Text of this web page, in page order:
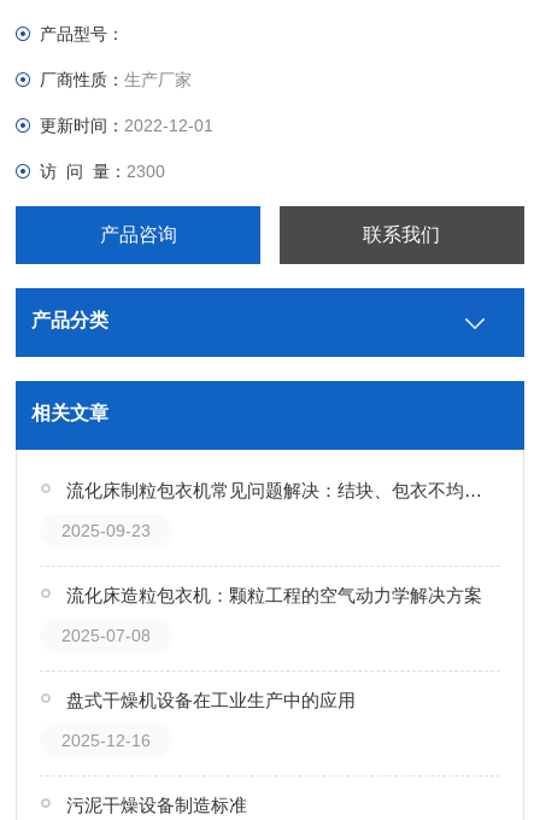
产品型号：
厂商性质：生产厂家
更新时间： 2022-12-01
访 问 量： 2300
产品咨询 联系我们
产品分类
相关文章
流化床制粒包衣机常见问题解决：结块、包衣不均怎么办？
2025-09-23
流化床造粒包衣机：颗粒工程的空气动力学解决方案
2025-07-08
盘式干燥机设备在工业生产中的应用
2025-12-16
污泥干燥设备制造标准